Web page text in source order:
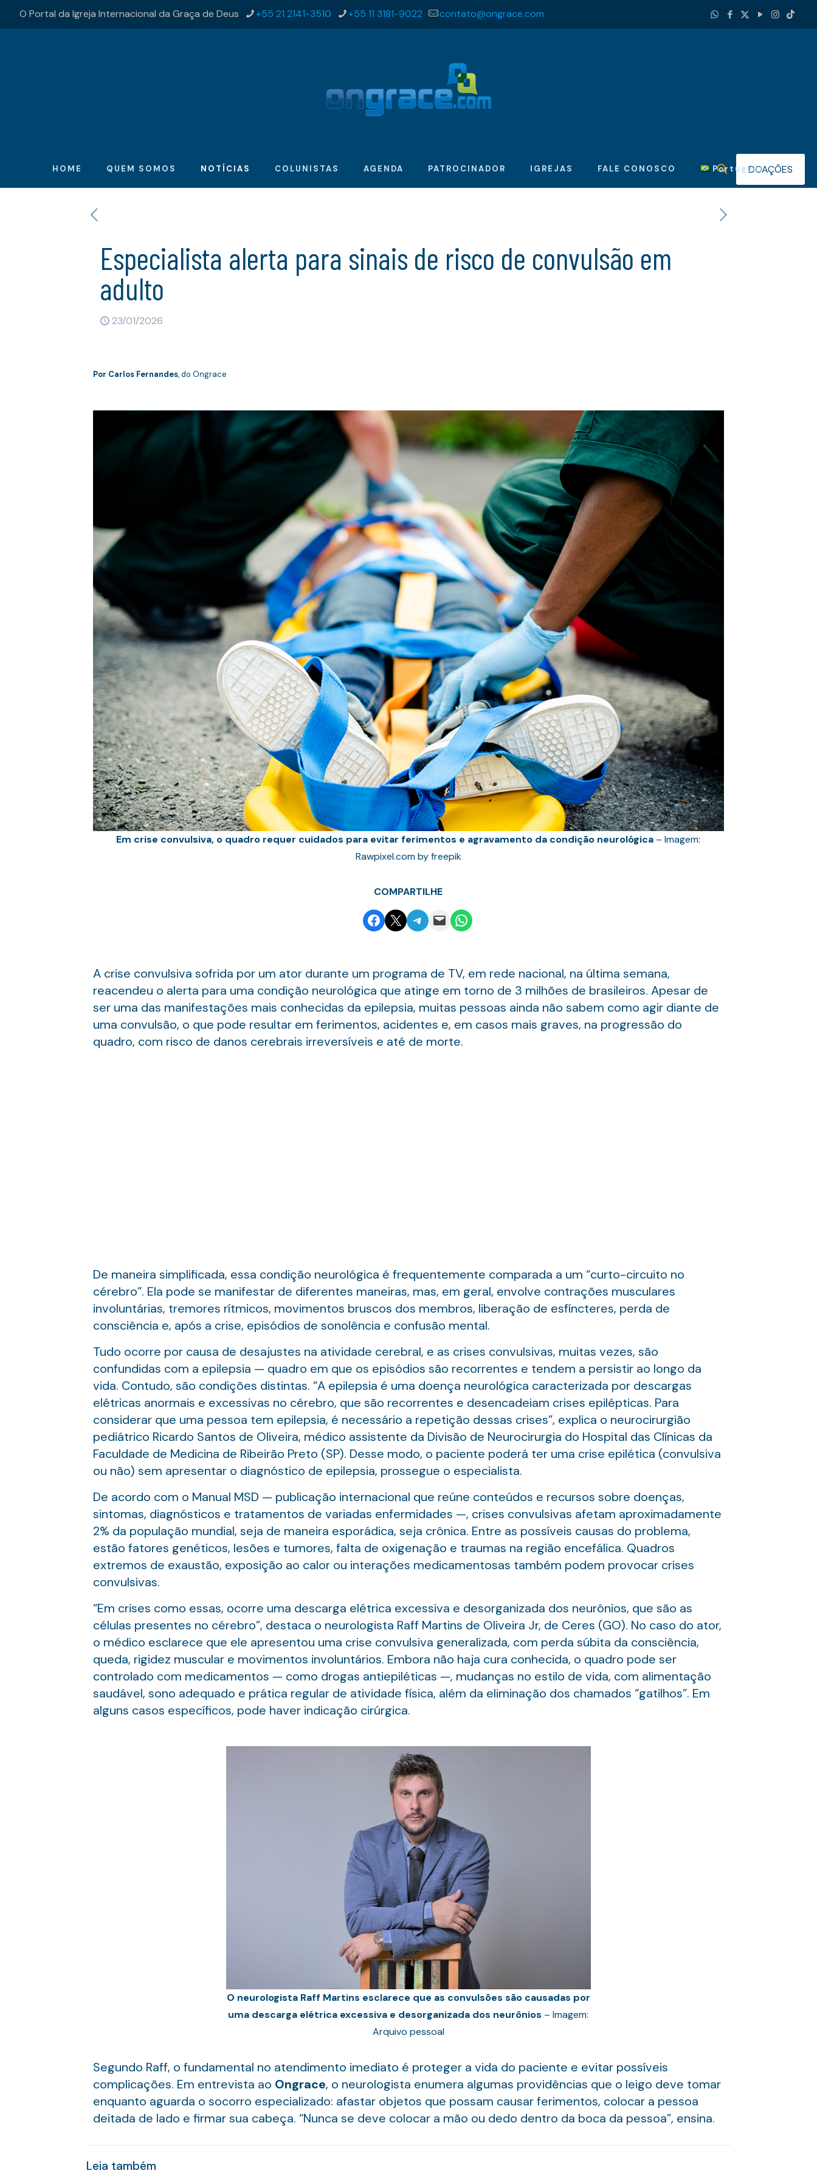
O Portal da Igreja Internacional da Graça de Deus +55 21 2141-3510 +55 11 3181-9022 contato@ongrace.com
HOME QUEM SOMOS NOTÍCIAS COLUNISTAS AGENDA PATROCINADOR IGREJAS FALE CONOSCO PortuguêsDOAÇÕES
Especialista alerta para sinais de risco de convulsão em
adulto
23/01/2026
Por Carlos Fernandes, do Ongrace
Em crise convulsiva, o quadro requer cuidados para evitar ferimentos e agravamento da condição neurológica – Imagem:
Rawpixel.com by freepik
COMPARTILHE
Share on Facebook
Email this PageShare on Telegram
Email this PageShare on WhatsApp
A crise convulsiva sofrida por um ator durante um programa de TV, em rede nacional, na última semana,
reacendeu o alerta para uma condição neurológica que atinge em torno de 3 milhões de brasileiros. Apesar de
ser uma das manifestações mais conhecidas da epilepsia, muitas pessoas ainda não sabem como agir diante de
uma convulsão, o que pode resultar em ferimentos, acidentes e, em casos mais graves, na progressão do
quadro, com risco de danos cerebrais irreversíveis e até de morte.
De maneira simplificada, essa condição neurológica é frequentemente comparada a um “curto-circuito no
cérebro”. Ela pode se manifestar de diferentes maneiras, mas, em geral, envolve contrações musculares
involuntárias, tremores rítmicos, movimentos bruscos dos membros, liberação de esfíncteres, perda de
consciência e, após a crise, episódios de sonolência e confusão mental.
Tudo ocorre por causa de desajustes na atividade cerebral, e as crises convulsivas, muitas vezes, são
confundidas com a epilepsia — quadro em que os episódios são recorrentes e tendem a persistir ao longo da
vida. Contudo, são condições distintas. “A epilepsia é uma doença neurológica caracterizada por descargas
elétricas anormais e excessivas no cérebro, que são recorrentes e desencadeiam crises epilépticas. Para
considerar que uma pessoa tem epilepsia, é necessário a repetição dessas crises”, explica o neurocirurgião
pediátrico Ricardo Santos de Oliveira, médico assistente da Divisão de Neurocirurgia do Hospital das Clínicas da
Faculdade de Medicina de Ribeirão Preto (SP). Desse modo, o paciente poderá ter uma crise epilética (convulsiva
ou não) sem apresentar o diagnóstico de epilepsia, prossegue o especialista.
De acordo com o Manual MSD — publicação internacional que reúne conteúdos e recursos sobre doenças,
sintomas, diagnósticos e tratamentos de variadas enfermidades —, crises convulsivas afetam aproximadamente
2% da população mundial, seja de maneira esporádica, seja crônica. Entre as possíveis causas do problema,
estão fatores genéticos, lesões e tumores, falta de oxigenação e traumas na região encefálica. Quadros
extremos de exaustão, exposição ao calor ou interações medicamentosas também podem provocar crises
convulsivas.
“Em crises como essas, ocorre uma descarga elétrica excessiva e desorganizada dos neurônios, que são as
células presentes no cérebro”, destaca o neurologista Raff Martins de Oliveira Jr, de Ceres (GO). No caso do ator,
o médico esclarece que ele apresentou uma crise convulsiva generalizada, com perda súbita da consciência,
queda, rigidez muscular e movimentos involuntários. Embora não haja cura conhecida, o quadro pode ser
controlado com medicamentos — como drogas antiepiléticas —, mudanças no estilo de vida, com alimentação
saudável, sono adequado e prática regular de atividade física, além da eliminação dos chamados “gatilhos”. Em
alguns casos específicos, pode haver indicação cirúrgica.
O neurologista Raff Martins esclarece que as convulsões são causadas por
uma descarga elétrica excessiva e desorganizada dos neurônios – Imagem:
Arquivo pessoal
Segundo Raff, o fundamental no atendimento imediato é proteger a vida do paciente e evitar possíveis
complicações. Em entrevista ao Ongrace, o neurologista enumera algumas providências que o leigo deve tomar
enquanto aguarda o socorro especializado: afastar objetos que possam causar ferimentos, colocar a pessoa
deitada de lado e firmar sua cabeça. “Nunca se deve colocar a mão ou dedo dentro da boca da pessoa”, ensina.
Leia também